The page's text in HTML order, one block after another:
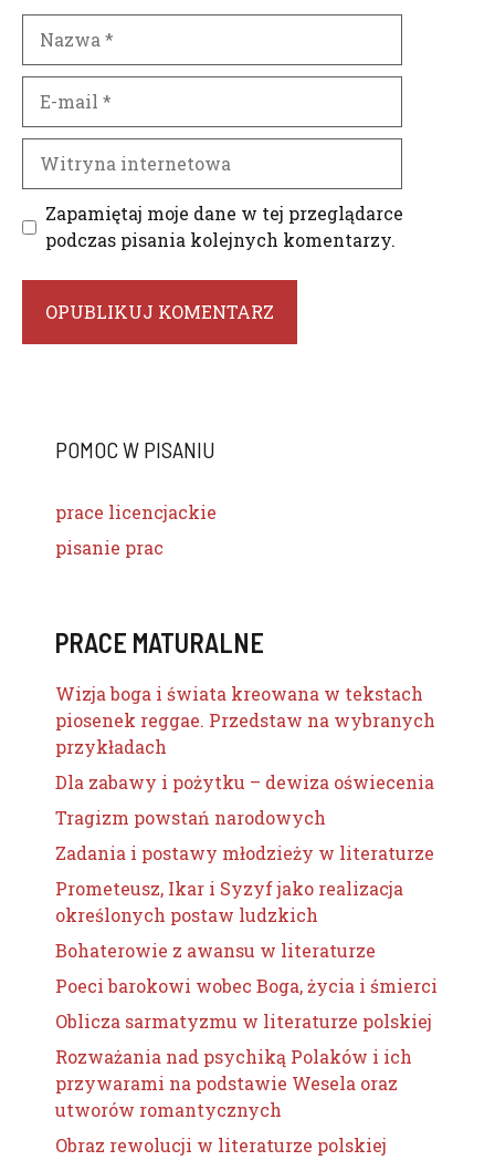
mail
internetowa
Zapamiętaj moje dane w tej przeglądarce
podczas pisania kolejnych komentarzy.
POMOC W PISANIU
prace licencjackie
pisanie prac
PRACE MATURALNE
Wizja boga i świata kreowana w tekstach
piosenek reggae. Przedstaw na wybranych
przykładach
Dla zabawy i pożytku – dewiza oświecenia
Tragizm powstań narodowych
Zadania i postawy młodzieży w literaturze
Prometeusz, Ikar i Syzyf jako realizacja
określonych postaw ludzkich
Bohaterowie z awansu w literaturze
Poeci barokowi wobec Boga, życia i śmierci
Oblicza sarmatyzmu w literaturze polskiej
Rozważania nad psychiką Polaków i ich
przywarami na podstawie Wesela oraz
utworów romantycznych
Obraz rewolucji w literaturze polskiej